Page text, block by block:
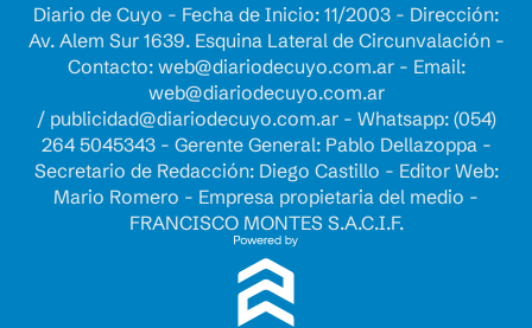
Diario de Cuyo - Fecha de Inicio: 11/2003 - Dirección:
Av. Alem Sur 1639. Esquina Lateral de Circunvalación -
Contacto: web@diariodecuyo.com.ar- Email:
web@diariodecuyo.com.ar
/ publicidad@diariodecuyo.com.ar- Whatsapp: (054)
264 5045343 - Gerente General: Pablo Dellazoppa -
Secretario de Redacción: Diego Castillo - Editor Web:
Mario Romero - Empresa propietaria del medio -
FRANCISCO MONTES S.A.C.I.F.